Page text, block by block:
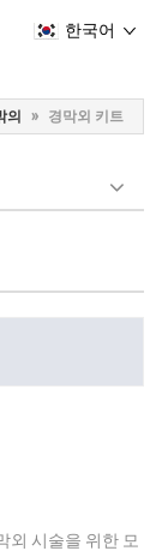
한국어
의 » 경막외 키트
외 시술을 위한 모